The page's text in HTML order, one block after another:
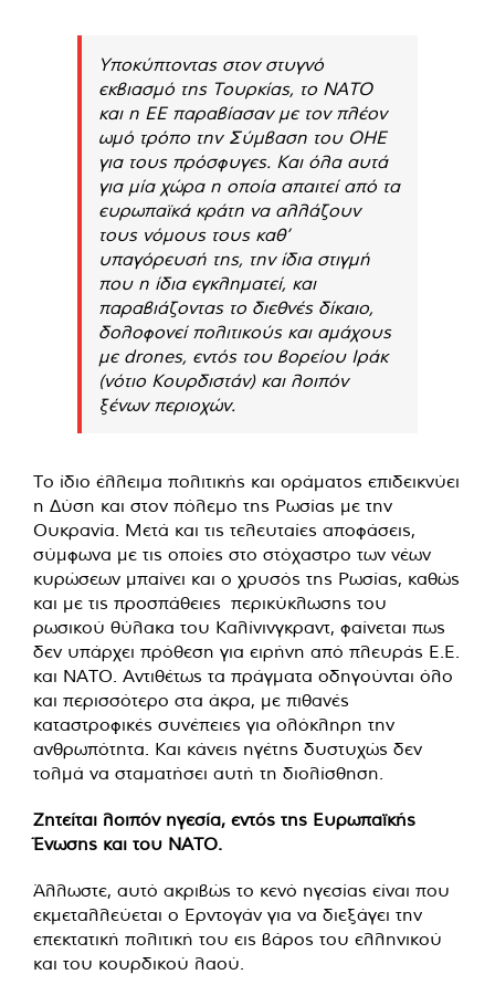
Υποκύπτοντας στον στυγνό
εκβιασμό της Τουρκίας, το ΝΑΤΟ
και η ΕΕ παραβίασαν με τον πλέον
ωμό τρόπο την Σύμβαση του ΟΗΕ
για τους πρόσφυγες. Και όλα αυτά
για μία χώρα η οποία απαιτεί από τα
ευρωπαϊκά κράτη να αλλάζουν
τους νόμους τους καθ’
υπαγόρευσή της, την ίδια στιγμή
που η ίδια εγκληματεί, και
παραβιάζοντας το διεθνές δίκαιο,
δολοφονεί πολιτικούς και αμάχους
με drones, εντός του βορείου Ιράκ
(νότιο Κουρδιστάν) και λοιπόν
ξένων περιοχών.
Το ίδιο έλλειμα πολιτικής και οράματος επιδεικνύει
η Δύση και στον πόλεμο της Ρωσίας με την
Ουκρανία. Μετά και τις τελευταίες αποφάσεις,
σύμφωνα με τις οποίες στο στόχαστρο των νέων
κυρώσεων μπαίνει και ο χρυσός της Ρωσίας, καθώς
και με τις προσπάθειες περικύκλωσης του
ρωσικού θύλακα του Καλίνινγκραντ, φαίνεται πως
δεν υπάρχει πρόθεση για ειρήνη από πλευράς Ε.Ε.
και ΝΑΤΟ. Αντιθέτως τα πράγματα οδηγούνται όλο
και περισσότερο στα άκρα, με πιθανές
καταστροφικές συνέπειες για ολόκληρη την
ανθρωπότητα. Και κάνεις ηγέτης δυστυχώς δεν
τολμά να σταματήσει αυτή τη διολίσθηση.
Ζητείται λοιπόν ηγεσία, εντός της Ευρωπαϊκής
Ένωσης και του ΝΑΤΟ.
Άλλωστε, αυτό ακριβώς το κενό ηγεσίας είναι που
εκμεταλλεύεται ο Ερντογάν για να διεξάγει την
επεκτατική πολιτική του εις βάρος του ελληνικού
και του κουρδικού λαού.